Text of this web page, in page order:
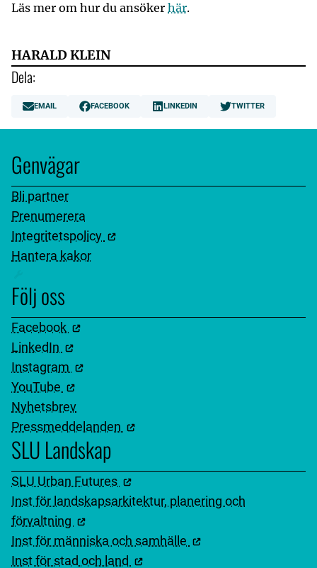
Läs mer om hur du ansöker här.
HARALD KLEIN
Dela:
EMAIL FACEBOOK LINKEDIN TWITTER
Genvägar
Bli partner
Prenumerera
Integritetspolicy
Hantera kakor
Följ oss
Facebook
LinkedIn
Instagram
YouTube
Nyhetsbrev
Pressmeddelanden
SLU Landskap
SLU Urban Futures
Inst för landskapsarkitektur, planering och
förvaltning
Inst för människa och samhälle
Inst för stad och land